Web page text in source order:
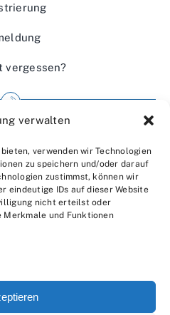
verwalten
verwenden wir Technologien
zu speichern und/oder darauf
zustimmst, können wir
eindeutige IDs auf dieser Website
nicht erteilst oder
und Funktionen
vergessen?
uns